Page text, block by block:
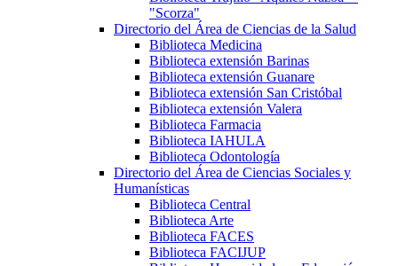
"Scorza"
Directorio del Área de Ciencias de la Salud
Biblioteca Medicina
Biblioteca extensión Barinas
Biblioteca extensión Guanare
Biblioteca extensión San Cristóbal
Biblioteca extensión Valera
Biblioteca Farmacia
Biblioteca IAHULA
Biblioteca Odontología
Directorio del Área de Ciencias Sociales y
Humanísticas
Biblioteca Central
Biblioteca Arte
Biblioteca FACES
Biblioteca FACIJUP